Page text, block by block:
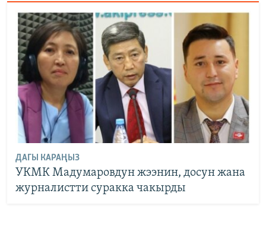
ДАГЫ КАРАҢЫЗ
УКМК Мадумаровдун жээнин, досун жана
журналистти суракка чакырды